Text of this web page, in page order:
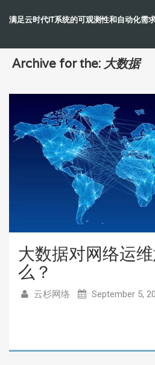
满足云时代IT系统的可观测性和自动化需
Archive for the: 大数据
大数据对网络运
么？
云杉网络 September 5,